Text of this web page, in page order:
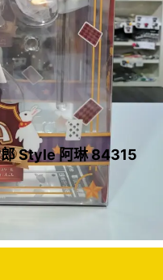
Style 阿琳 84315